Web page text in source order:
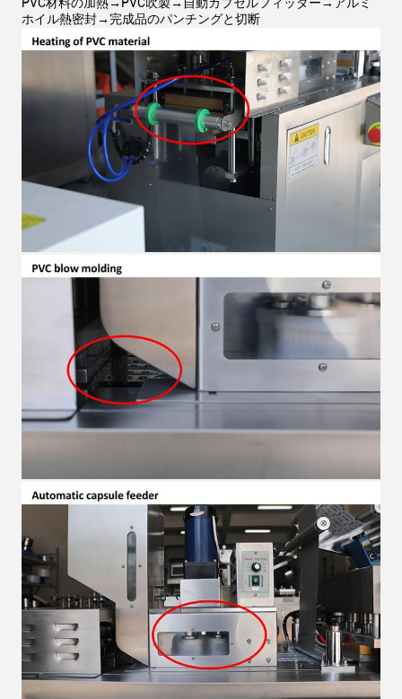
ホイル熱密封→完成品のパンチングと切断